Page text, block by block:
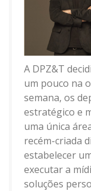
A DPZ&T
um pouco na
semana, os
estratégico e
uma única
recém-criada
estabelecer
executar a
soluções